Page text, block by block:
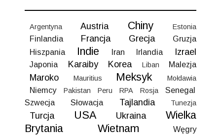
Argentyna Austria Chiny Estonia
Finlandia Francja Grecja
Gruzja
Hiszpania
Indie Iran Irlandia Izrael
Japonia Karaiby Korea Liban Malezja
Maroko Mauritius Meksyk Mołdawia
Niemcy Pakistan Peru RPA Rosja
Senegal
Szwecja
Słowacja Tajlandia Tunezja
Turcja USA Ukraina
Wielka
Brytania
Wietnam Węgry